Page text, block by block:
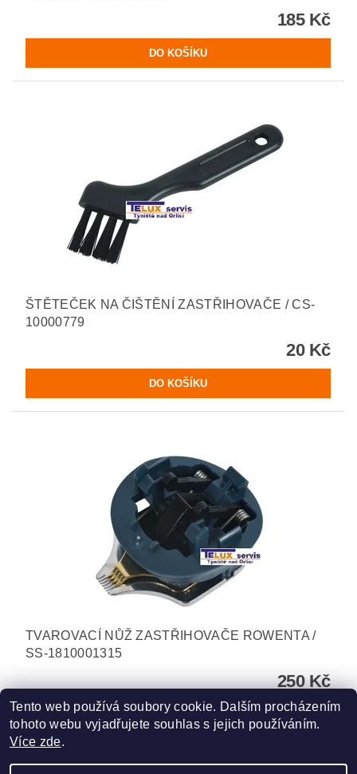
185 Kč
ŠTĚTEČEK NA ČIŠTĚNÍ ZASTŘIHOVAČE / CS-
10000779
20 Kč
TVAROVACÍ NŮŽ ZASTŘIHOVAČE ROWENTA /
SS-1810001315
250 Kč
Tento web používá soubory cookie. Dalším procházením
tohoto webu vyjadřujete souhlas s jejich používáním.
Více zde.